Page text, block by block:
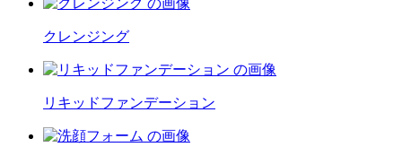
クレンジング
リキッドファンデーション